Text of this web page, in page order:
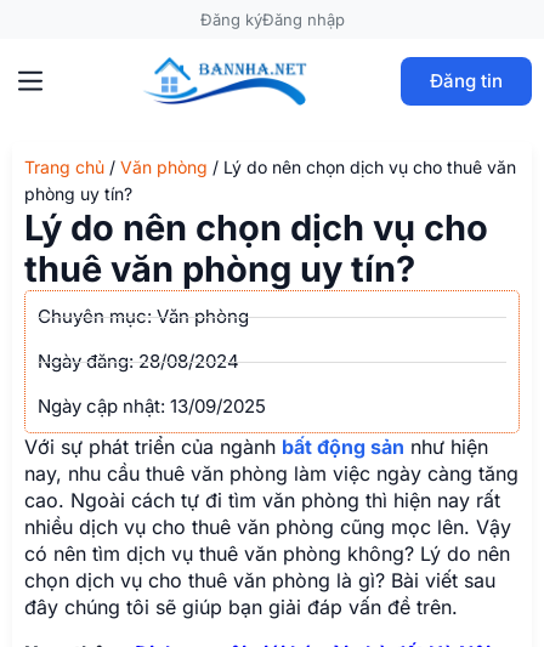
Đăng kýĐăng nhập
Đăng tin
Trang chủ / Văn phòng / Lý do nên chọn dịch vụ cho thuê văn
phòng uy tín?
Lý do nên chọn dịch vụ cho
thuê văn phòng uy tín?
Chuyên mục: Văn phòng
Ngày đăng: 28/08/2024
Ngày cập nhật: 13/09/2025
Với sự phát triển của ngành bất động sản như hiện
nay, nhu cầu thuê văn phòng làm việc ngày càng tăng
cao. Ngoài cách tự đi tìm văn phòng thì hiện nay rất
nhiều dịch vụ cho thuê văn phòng cũng mọc lên. Vậy
có nên tìm dịch vụ thuê văn phòng không? Lý do nên
chọn dịch vụ cho thuê văn phòng là gì? Bài viết sau
đây chúng tôi sẽ giúp bạn giải đáp vấn đề trên.